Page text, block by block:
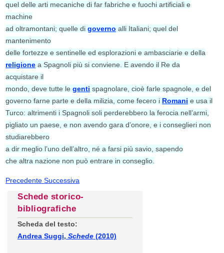
quel delle arti mecaniche di far fabriche e fuochi artificiali e
machine
ad oltramontani; quelle digoverno alli Italiani; quel del
mantenimento
delle fortezze e sentinelle ed esplorazioni e ambasciarie e della
religione a Spagnoli più si conviene. E avendo il Re da
acquistare il
mondo, deve tutte legenti spagnolare, cioè farle spagnole, e del
governo farne parte e della milizia, come fecero i Romani e usa il
Turco: altrimenti i Spagnoli soli perderebbero la ferocia nell’armi,
pigliato un paese, e non avendo gara d’onore, e i conseglieri non
studiarebbero
a dir meglio l’uno dell’altro, né a farsi più savio, sapendo
che altra nazione non può entrare in conseglio.
PrecedenteSuccessiva
Schede storico-
bibliografiche
Scheda del testo:
Andrea Suggi, Schede (2010)